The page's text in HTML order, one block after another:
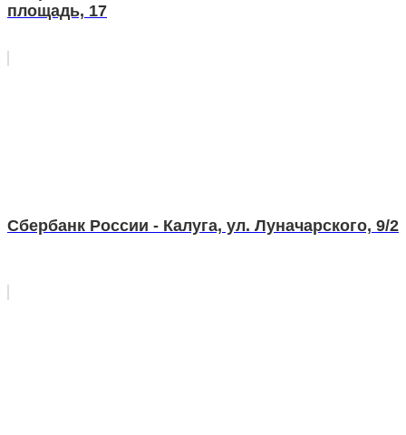
площадь, 17
Сбербанк России - Калуга, ул. Луначарского, 9/2